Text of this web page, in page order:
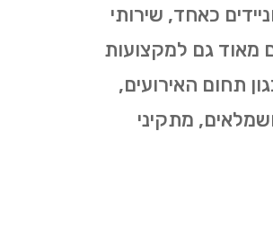
כאחד, שירותי
מאוד גם למקצועות
תחום האירועים,
מתקיני